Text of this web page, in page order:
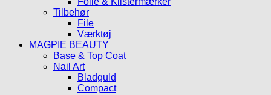
Tilbehør
File
Værktøj
MAGPIE BEAUTY
Base & Top Coat
Nail Art
Bladguld
Compact